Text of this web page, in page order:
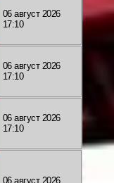
06 август 2026
17:10
06 август 2026
17:10
06 август 2026
17:10
06 август 2026